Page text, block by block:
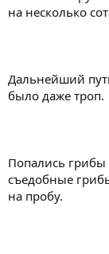
на несколько
Дальнейший
было даже троп.
Попались грибы
съедобные
на пробу.